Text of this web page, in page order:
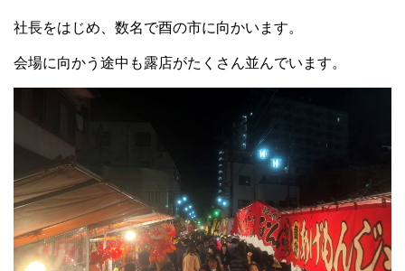
社長をはじめ、数名で酉の市に向かいます。
会場に向かう途中も露店がたくさん並んでいます。